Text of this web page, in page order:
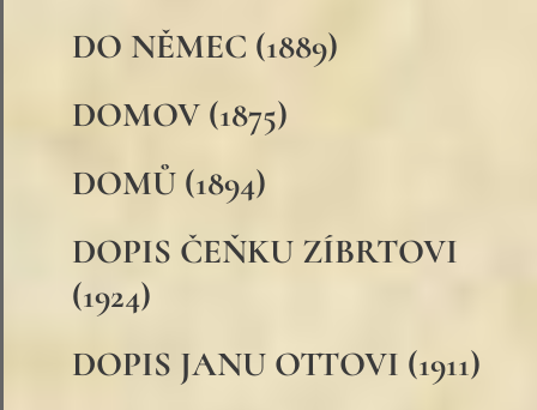
DO NĚMEC (1889)
DOMOV (1875)
DOMŮ (1894)
DOPIS ČEŇKU ZÍBRTOVI
(1924)
DOPIS JANU OTTOVI (1911)